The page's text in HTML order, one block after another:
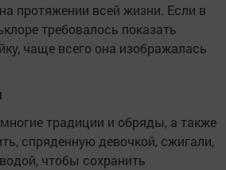
протяжении всей жизни. Если в
требовалось показать
чаще всего она изображалась
традиции и обряды, а также
спряденную девочкой, сжигали,
чтобы сохранить